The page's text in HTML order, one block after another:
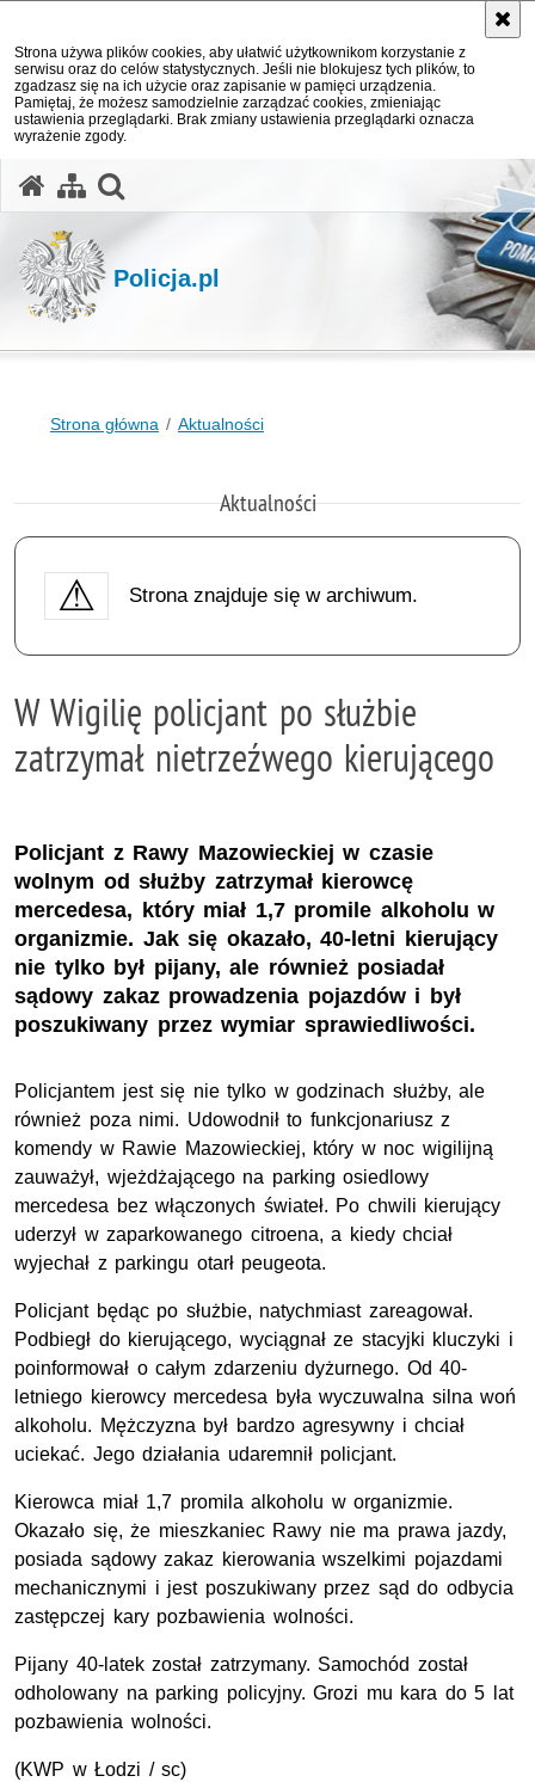
Strona używa plików cookies, aby ułatwić użytkownikom korzystanie z
serwisu oraz do celów statystycznych. Jeśli nie blokujesz tych plików, to
zgadzasz się na ich użycie oraz zapisanie w pamięci urządzenia.
Pamiętaj, że możesz samodzielnie zarządzać cookies, zmieniając
ustawienia przeglądarki. Brak zmiany ustawienia przeglądarki oznacza
wyrażenie zgody.
Policja.pl
Strona główna Aktualności
Aktualności
Strona znajduje się w archiwum.
W Wigilię policjant po służbie
zatrzymał nietrzeźwego kierującego
Policjant z Rawy Mazowieckiej w czasie
wolnym od służby zatrzymał kierowcę
mercedesa, który miał 1,7 promile alkoholu w
organizmie. Jak się okazało, 40-letni kierujący
nie tylko był pijany, ale również posiadał
sądowy zakaz prowadzenia pojazdów i był
poszukiwany przez wymiar sprawiedliwości.
Policjantem jest się nie tylko w godzinach służby, ale
również poza nimi. Udowodnił to funkcjonariusz z
komendy w Rawie Mazowieckiej, który w noc wigilijną
zauważył, wjeżdżającego na parking osiedlowy
mercedesa bez włączonych świateł. Po chwili kierujący
uderzył w zaparkowanego citroena, a kiedy chciał
wyjechał z parkingu otarł peugeota.
Policjant będąc po służbie, natychmiast zareagował.
Podbiegł do kierującego, wyciągnał ze stacyjki kluczyki i
poinformował o całym zdarzeniu dyżurnego. Od 40-
letniego kierowcy mercedesa była wyczuwalna silna woń
alkoholu. Mężczyzna był bardzo agresywny i chciał
uciekać. Jego działania udaremnił policjant.
Kierowca miał 1,7 promila alkoholu w organizmie.
Okazało się, że mieszkaniec Rawy nie ma prawa jazdy,
posiada sądowy zakaz kierowania wszelkimi pojazdami
mechanicznymi i jest poszukiwany przez sąd do odbycia
zastępczej kary pozbawienia wolności.
Pijany 40-latek został zatrzymany. Samochód został
odholowany na parking policyjny. Grozi mu kara do 5 lat
pozbawienia wolności.
(KWP w Łodzi / sc)